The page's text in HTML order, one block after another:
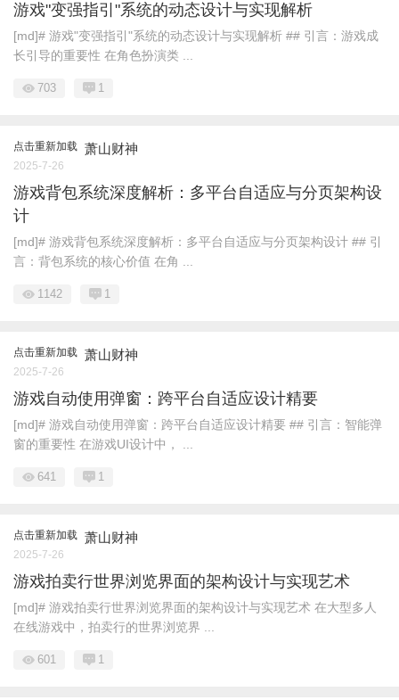
游戏"变强指引"系统的动态设计与实现解析
[md]# 游戏"变强指引"系统的动态设计与实现解析 ## 引言：游戏成
长引导的重要性 在角色扮演类 ...
703 1
点击重新加载 萧山财神
2025-7-26
游戏背包系统深度解析：多平台自适应与分页架构设
计
[md]# 游戏背包系统深度解析：多平台自适应与分页架构设计 ## 引
言：背包系统的核心价值 在角 ...
1142 1
点击重新加载 萧山财神
2025-7-26
游戏自动使用弹窗：跨平台自适应设计精要
[md]# 游戏自动使用弹窗：跨平台自适应设计精要 ## 引言：智能弹
窗的重要性 在游戏UI设计中， ...
641 1
点击重新加载 萧山财神
2025-7-26
游戏拍卖行世界浏览界面的架构设计与实现艺术
[md]# 游戏拍卖行世界浏览界面的架构设计与实现艺术 在大型多人
在线游戏中，拍卖行的世界浏览界 ...
601 1